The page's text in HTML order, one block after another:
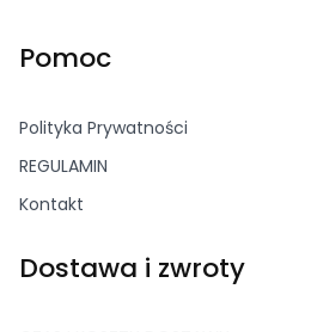
Linki w stopce
Pomoc
Polityka Prywatności
REGULAMIN
Kontakt
Dostawa i zwroty